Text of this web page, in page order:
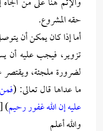
حقه المشروع.
أما إذا كان يمكن أن
تزوير، فيجب عليه أن
لضرورة ملجئة، ويقتصر
ما عداها قال تعالى: (
عليه إن الله غفور رحيم)
والله أعلم